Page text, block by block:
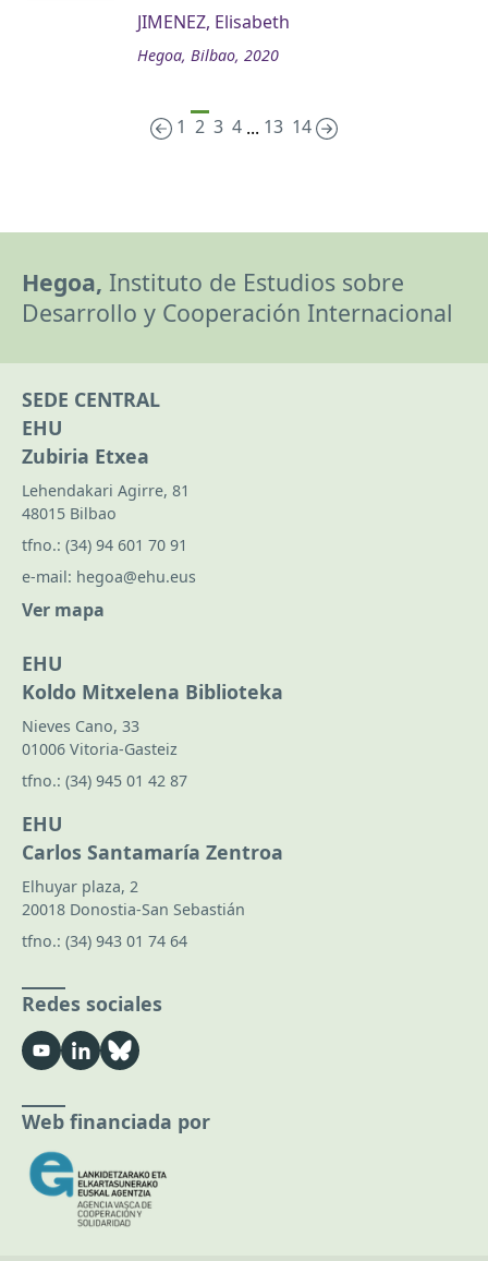
JIMENEZ, Elisabeth
Hegoa, Bilbao, 2020
1 2 3 4 ... 13 14
Hegoa, Instituto de Estudios sobre
Desarrollo y Cooperación Internacional
SEDE CENTRAL
EHU
Zubiria Etxea
Lehendakari Agirre, 81
48015 Bilbao
tfno.: (34) 94 601 70 91
e-mail: hegoa@ehu.eus
Ver mapa
EHU
Koldo Mitxelena Biblioteka
Nieves Cano, 33
01006 Vitoria-Gasteiz
tfno.: (34) 945 01 42 87
EHU
Carlos Santamaría Zentroa
Elhuyar plaza, 2
20018 Donostia-San Sebastián
tfno.: (34) 943 01 74 64
Redes sociales
Web financiada por